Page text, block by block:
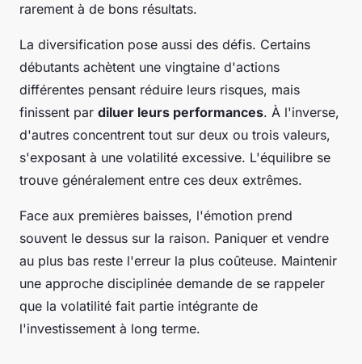
rarement à de bons résultats.
La diversification pose aussi des défis. Certains
débutants achètent une vingtaine d'actions
différentes pensant réduire leurs risques, mais
finissent par diluer leurs performances. À l'inverse,
d'autres concentrent tout sur deux ou trois valeurs,
s'exposant à une volatilité excessive. L'équilibre se
trouve généralement entre ces deux extrêmes.
Face aux premières baisses, l'émotion prend
souvent le dessus sur la raison. Paniquer et vendre
au plus bas reste l'erreur la plus coûteuse. Maintenir
une approche disciplinée demande de se rappeler
que la volatilité fait partie intégrante de
l'investissement à long terme.